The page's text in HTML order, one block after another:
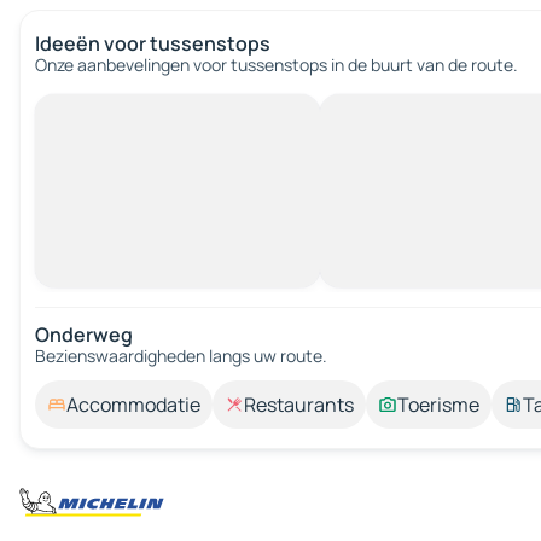
Ideeën voor tussenstops
Onze aanbevelingen voor tussenstops in de buurt van de route.
Onderweg
Bezienswaardigheden langs uw route.
Accommodatie Restaurants Toerisme